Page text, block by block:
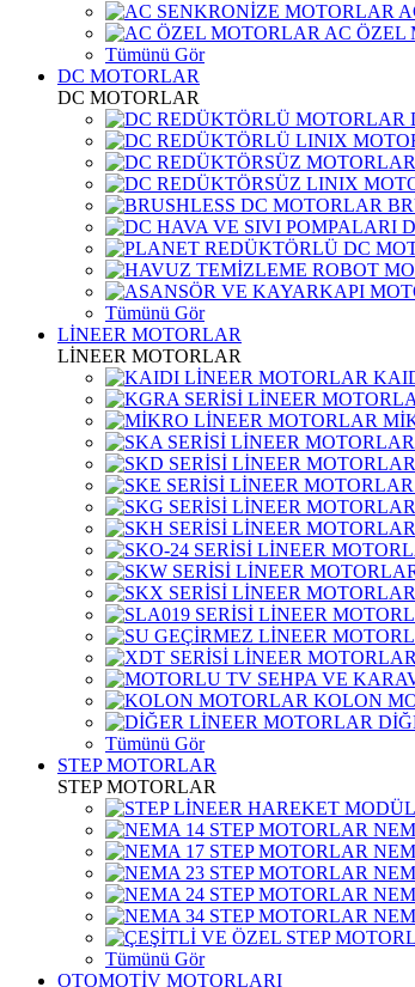
AC ÖZEL
Tümünü Gör
DC MOTORLAR
DC MOTORLAR
Tümünü Gör
LİNEER MOTORLAR
LİNEER MOTORLAR
KOLON
Tümünü Gör
STEP MOTORLAR
STEP MOTORLAR
Tümünü Gör
OTOMOTİV MOTORLARI